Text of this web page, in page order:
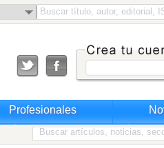
Profesionales